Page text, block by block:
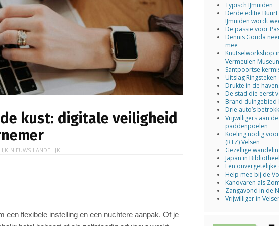
kust: digitale veiligheid
NIEUWS-LANDELIJK
een flexibele instelling en een nuchtere aanpak. Of je
Typisch IJmuiden
Derde editie
IJmuiden wordt
De passie voor
Dennis Gouda
mee
Knutselworkshop
Vermeulen
Santpoortse
Uitslag
Drukte in de
De stad die eerst
Brand duingebied
Drie auto’s
Vrijwilligers aan
paddenpoelen
Koeling nodig
(RTZ) Velsen
Gezellige
Japan in
Een
Help mee bij de
Kanovaren als
Zangavond in de
Vrijwilliger in